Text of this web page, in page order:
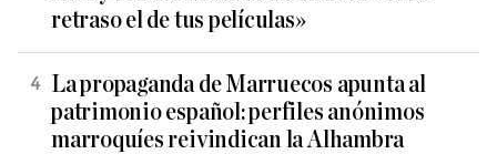
retraso el de tus películas»
La propaganda de Marruecos apunta al
patrimonio español: perfiles anónimos
marroquíes reivindican la Alhambra